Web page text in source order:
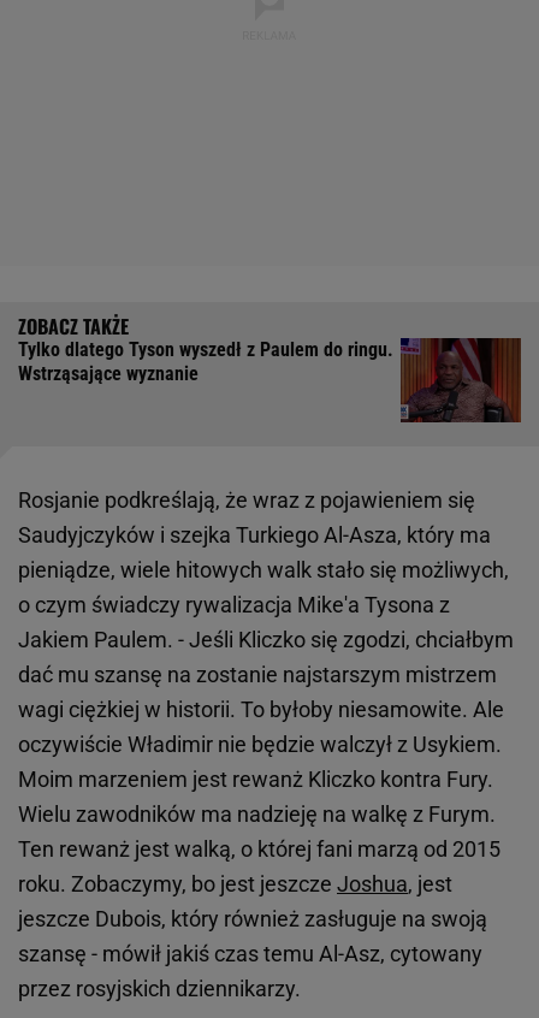
Tylko dlatego Tyson wyszedł z Paulem do ringu.
Wstrząsające wyznanie
Rosjanie podkreślają, że wraz z pojawieniem się
Saudyjczyków i szejka Turkiego Al-Asza, który ma
pieniądze, wiele hitowych walk stało się możliwych,
o czym świadczy rywalizacja Mike'a Tysona z
Jakiem Paulem. - Jeśli Kliczko się zgodzi, chciałbym
dać mu szansę na zostanie najstarszym mistrzem
wagi ciężkiej w historii. To byłoby niesamowite. Ale
oczywiście Władimir nie będzie walczył z Usykiem.
Moim marzeniem jest rewanż Kliczko kontra Fury.
Wielu zawodników ma nadzieję na walkę z Furym.
Ten rewanż jest walką, o której fani marzą od 2015
roku. Zobaczymy, bo jest jeszcze Joshua, jest
jeszcze Dubois, który również zasługuje na swoją
szansę - mówił jakiś czas temu Al-Asz, cytowany
przez rosyjskich dziennikarzy.